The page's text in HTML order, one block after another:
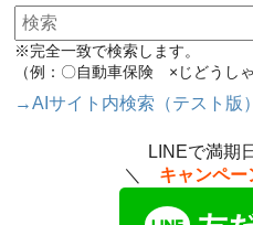
検索
※完全一致で検索します。
（例：〇自動車保険 ×じどうしゃ
→AIサイト内検索（テスト版）
LINEで満期
＼ キャンペー